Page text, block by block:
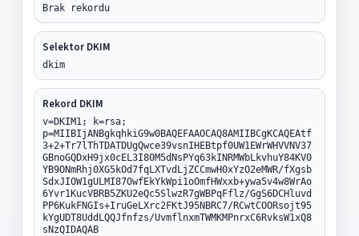
Brak rekordu
Selektor DKIM
dkim
Rekord DKIM
v=DKIM1; k=rsa;
p=MIIBIjANBgkqhkiG9w0BAQEFAAOCAQ8AMIIBCgKCAQEAtf
3+2+Tr7lThTDATDUgQwce39vsnIHEBtpf0UW1EWrWHVVNV37
GBnoGQDxH9jx0cEL3I80M5dNsPYq63kINRMWbLkvhuY84KV0
YB9ONmRhj0XG5kOd7fqLXTvdLjZCCmwH0xYzO2eMWR/fXgsb
SdxJIOW1gULMI87OwfEkYkWpi1oOmfHWxxb+ywa5v4w8WrAo
6Yvr1KucVBRB5ZKU2eQc5SlwzR7gWBPqFflz/GgS6DCHluvd
PP6KukFNGIs+IruGeLXrc2FKtJ95NBRC7/RCwtCOORsojt95
kYgUDT8UddLQQJfnfzs/UvmflnxmTWMKMPnrxC6RvksW1xQ8
sNzQIDAQAB